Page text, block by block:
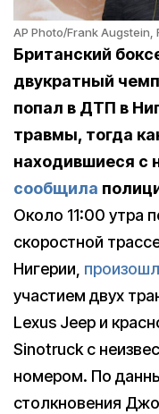
AP Photo/Frank Augstein,
Британский
двукратный
попал в ДТП в
травмы, тогда
находившиеся с
сообщила
Около 11:00 утра
скоростной
Нигерии,
участием двух
Lexus Jeep и
Sinotruck с
номером. По
столкновения